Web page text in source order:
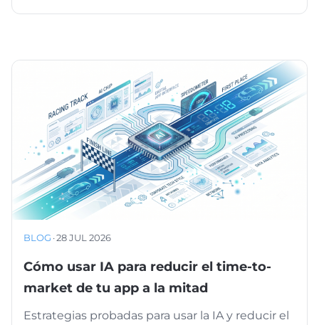
BLOG ·28 JUL 2026
Cómo usar IA para reducir el time-to-
market de tu app a la mitad
Estrategias probadas para usar la IA y reducir el